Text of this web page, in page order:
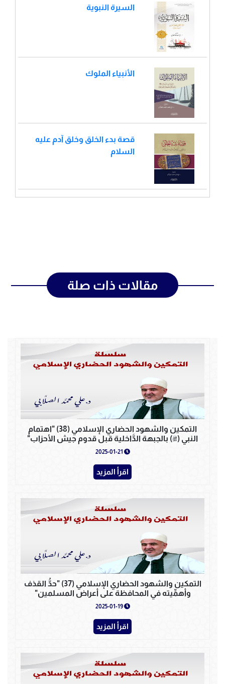
السيرة النبوية
الأنبياء الملوك
قصة بدء الخلق وخلق آدم عليه
السلام
مقالات ذات صلة
التمكين والشهود الحضاري الإسلامي (38) "اهتمام
النبي (ﷺ) بالجبهة الدَّاخلية قبل قدوم جيش الأحزاب"
اقرأ المزيد
التمكين والشهود الحضاري الإسلامي (37) "حدُّ القذف
وأهمِّيته في المحافظة على أعراض المسلمين"
2025-01-19
اقرأ المزيد